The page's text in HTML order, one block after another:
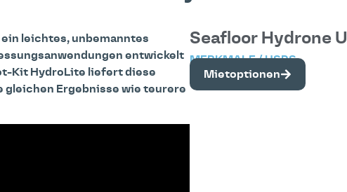
ein leichtes, unbemanntes
entwickelt
Kit HydroLite liefert diese
Ergebnisse wie teurere
Seafloor Hydrone
MERKMALE / USPS
Mietoptionen